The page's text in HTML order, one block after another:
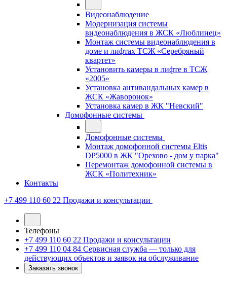
Видеонаблюдение
Модернизация системы
видеонаблюдения в ЖСК «Люблинец»
Монтаж системы видеонаблюдения в
доме и лифтах ТСЖ «Серебряный
квартет»
Установить камеры в лифте в ТСЖ
«2005»
Установка антивандальных камер в
ЖСК «Жаворонок»
Установка камер в ЖК "Невский"
Домофонные системы
Домофонные системы
Монтаж домофонной системы Eltis
DP5000 в ЖК "Орехово - дом у парка"
Перемонтаж домофонной системы в
ЖСК «Политехник»
Контакты
+7 499 110 60 22 Продажи и консультации
Телефоны
+7 499 110 60 22 Продажи и консультации
+7 499 110 04 84 Сервисная служба — только для
действующих объектов и заявок на обслуживание
Заказать звонок